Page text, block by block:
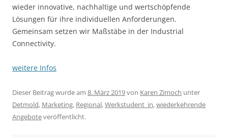
wieder innovative, nachhaltige und wertschöpfende
Lösungen für ihre individuellen Anforderungen.
Gemeinsam setzen wir Maßstäbe in der Industrial
Connectivity.
weitere Infos
Dieser Beitrag wurde am 8. März 2019von Karen Zimoch unter
Detmold, Marketing, Regional,Werkstudent_in,wiederkehrende
Angeboteveröffentlicht.